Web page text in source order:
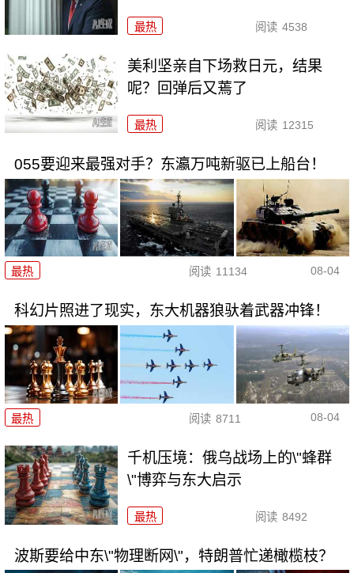
最热 阅读 4538
美利坚亲自下场救日元，结果
呢？回弹后又蔫了
最热 阅读 12315
055要迎来最强对手？东瀛万吨新驱已上船台！
最热 阅读 11134 08-04
科幻片照进了现实，东大机器狼驮着武器冲锋！
最热 阅读 8711 08-04
千机压境：俄乌战场上的\"蜂群
\"博弈与东大启示
最热 阅读 8492
波斯要给中东\"物理断网\"，特朗普忙递橄榄枝？